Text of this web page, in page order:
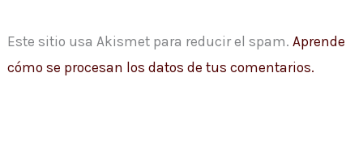
Este sitio usa Akismet para reducir el spam. Aprende
cómo se procesan los datos de tus comentarios.